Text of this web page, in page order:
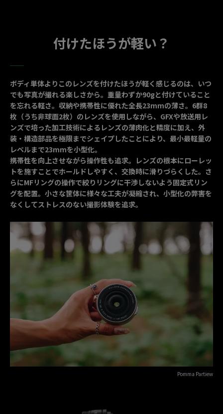
付けたほうが軽い？
ボディ単体よりこのレンズを付けたほうが軽く感じるのは、いつ
でも写真が撮れる楽しさから。重量わずか90gと付けていること
を忘れる軽さ。収納や携帯性に優れた全長23mmの薄さ。6群8
枚（うち非球面2枚）のレンズを使用しながら、GFXや放送用レ
ンズで培った加工技術によるレンズの薄肉化と精度に加え、外
装・構造部品を極限までシェイプしたことにより、最小最軽量の
レベルまで23mmを小型化。
携帯性を向上させながら操作性も追求。レンズの根本にローレッ
トを施すことでホールドしやすく、交換時に滑りづらくした。さ
らにMFリングの操作で絞りリングに干渉しないよう固定式リン
グを配置。小さな筐体に様々な工夫が凝縮され、小型化の弊害を
なくしてストレスのない撮影体験を追求。
Pomma Partiew